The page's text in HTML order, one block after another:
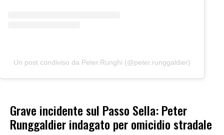
Un post condiviso da Peter.Runghi (@peter.runggaldier)
Grave incidente sul Passo Sella: Peter
Runggaldier indagato per omicidio stradale